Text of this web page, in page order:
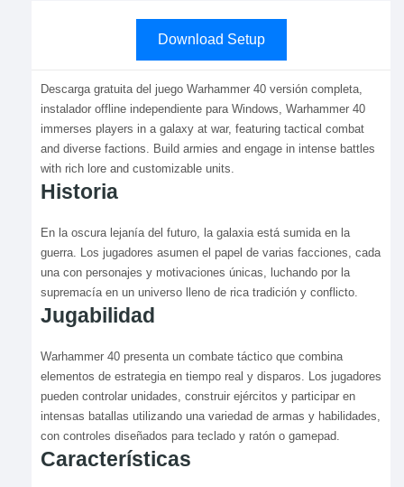
Download Setup
Descarga gratuita del juego Warhammer 40 versión completa,
instalador offline independiente para Windows, Warhammer 40
immerses players in a galaxy at war, featuring tactical combat
and diverse factions. Build armies and engage in intense battles
with rich lore and customizable units.
Historia
En la oscura lejanía del futuro, la galaxia está sumida en la
guerra. Los jugadores asumen el papel de varias facciones, cada
una con personajes y motivaciones únicas, luchando por la
supremacía en un universo lleno de rica tradición y conflicto.
Jugabilidad
Warhammer 40 presenta un combate táctico que combina
elementos de estrategia en tiempo real y disparos. Los jugadores
pueden controlar unidades, construir ejércitos y participar en
intensas batallas utilizando una variedad de armas y habilidades,
con controles diseñados para teclado y ratón o gamepad.
Características